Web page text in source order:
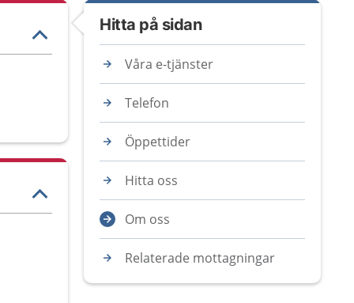
Hitta på sidan
Våra e-tjänster
Telefon
Öppettider
Hitta oss
Om oss
Relaterade mottagningar